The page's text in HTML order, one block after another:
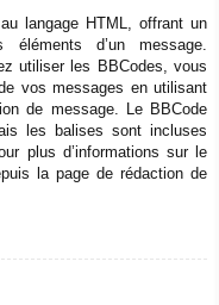
langage HTML, offrant un
d’un message.
utiliser les BBCodes, vous
vos messages en utilisant
de message. Le BBCode
les balises sont incluses
plus d’informations sur le
la page de rédaction de